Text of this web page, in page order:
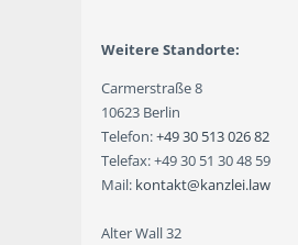
Weitere Standorte:
Carmerstraße 8
10623 Berlin
Telefon:+49 30 513 026 82
Telefax: +49 30 51 30 48 59
Mail: kontakt@kanzlei.law
Alter Wall 32